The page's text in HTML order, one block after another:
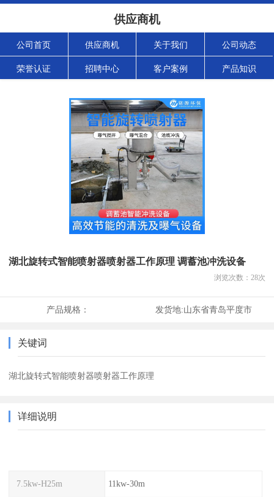
供应商机
公司首页 供应商机 关于我们 公司动态
荣誉认证 招聘中心 客户案例 产品知识
湖北旋转式智能喷射器喷射器工作原理 调蓄池冲洗设备
浏览次数： 28次
产品规格： 发货地:山东省青岛平度市
关键词
湖北旋转式智能喷射器喷射器工作原理
详细说明
7.5kw-H25m 11kw-30m